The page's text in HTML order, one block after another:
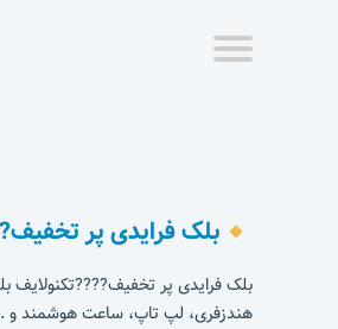
بلک فرایدی پر
بلک فرایدی پر تخفیف????تکنولایف
هندزفری، لپ تاپ، ساعت هوشمند و ..